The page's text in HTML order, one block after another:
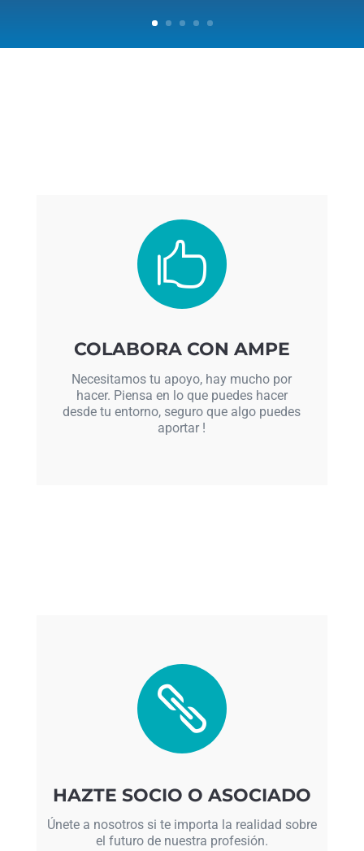

COLABORA CON AMPE
Necesitamos tu apoyo, hay mucho por
hacer. Piensa en lo que puedes hacer
desde tu entorno, seguro que algo puedes
aportar !

HAZTE SOCIO O ASOCIADO
Únete a nosotros si te importa la realidad sobre
el futuro de nuestra profesión.